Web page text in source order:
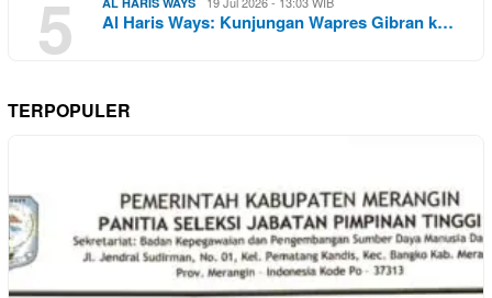
5 Al Haris Ways: Kunjungan Wapres Gibran k…
TERPOPULER